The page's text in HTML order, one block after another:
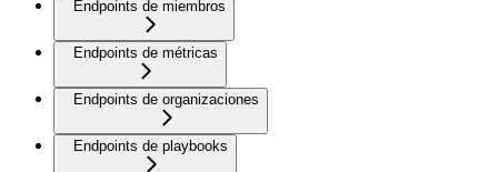
Endpoints de miembros
Endpoints de métricas
Endpoints de organizaciones
Endpoints de playbooks